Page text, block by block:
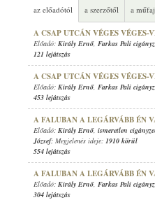
az előadótól a szerzőtől a
A CSAP UTCÁN VÉGES VÉGES-
Előadó: Király Ernő, Farkas Pali
121 lejátszás
A CSAP UTCÁN VÉGES VÉGES-
Előadó: Király Ernő, Farkas Pali
453 lejátszás
A FALUBAN A LEGÁRVÁBB ÉN
Előadó: Király Ernő, ismeretlen
József; Megjelenés ideje: 1910 körül
554 lejátszás
A FALUBAN A LEGÁRVÁBB ÉN
Előadó: Király Ernő, Farkas Pali
304 lejátszás